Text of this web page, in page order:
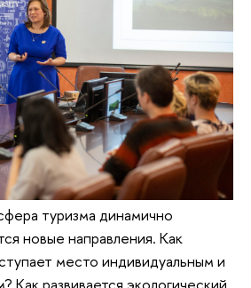
туризма динамично
новые направления. Как
место индивидуальным и